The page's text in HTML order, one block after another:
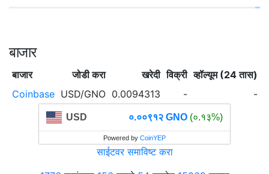
बाजार
बाजार जोडी करा खरेदी विक्री व्हॉल्यूम (24 तास)
Coinbase USD/GNO 0.0094313 - -
USD ०.००९१२ GNO (०.१३%)
Powered by CoinYEP
साईटवर समाविष्ट करा